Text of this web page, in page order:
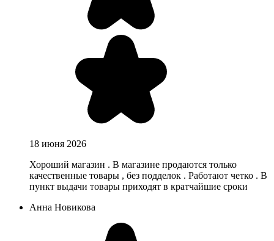
18 июня 2026
Хороший магазин . В магазине продаются только
качественные товары , без подделок . Работают четко . В
пункт выдачи товары приходят в кратчайшие сроки
Анна Новикова